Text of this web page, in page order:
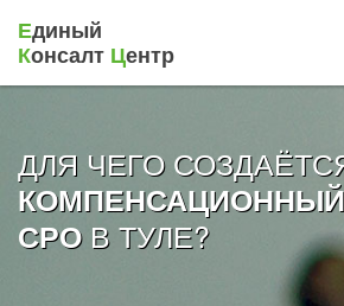
Единый
Консалт Центр
ДЛЯ ЧЕГО
СРОВ ТУЛЕ?